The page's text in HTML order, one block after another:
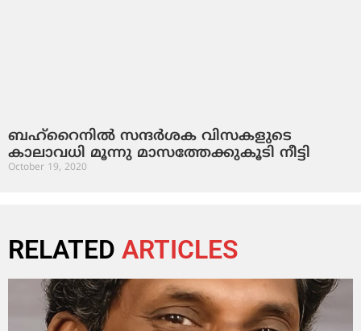
ബഹ്‌റൈനില്‍ സന്ദര്‍ശക വിസകളുടെ
കാലാവധി മൂന്നു മാസത്തേക്കുകൂടി നീട്ടി
October 19, 2020
RELATED ARTICLES